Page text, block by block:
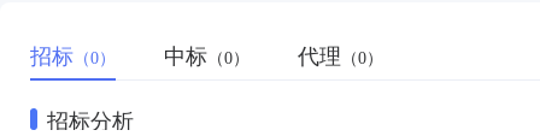
招标 （0） 中标 （0） 代理 （0）
招标分析